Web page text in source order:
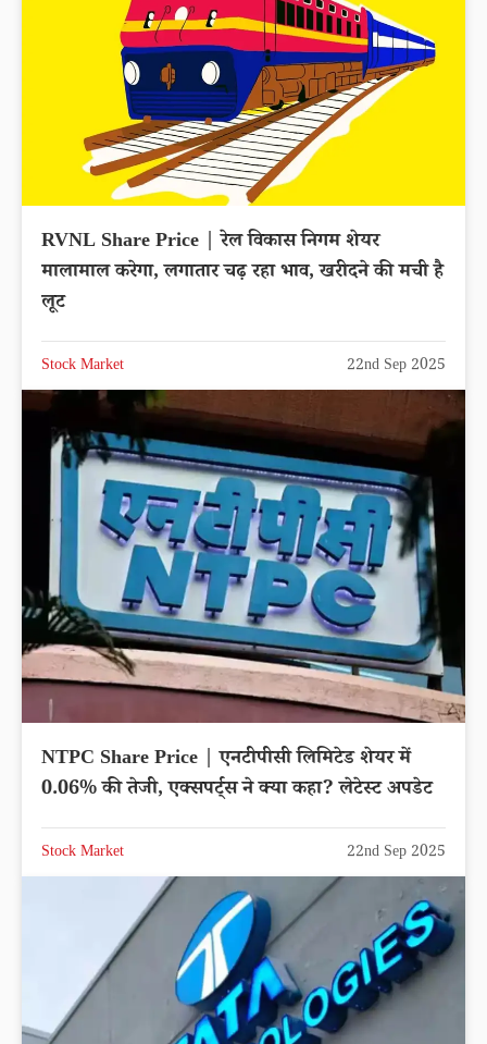
RVNL Share Price | रेल विकास निगम शेयर
मालामाल करेगा, लगातार चढ़ रहा भाव, खरीदने की मची है
लूट
Stock Market 22nd Sep 2025
NTPC Share Price | एनटीपीसी लिमिटेड शेयर में
0.06% की तेजी, एक्सपर्ट्स ने क्या कहा? लेटेस्ट अपडेट
Stock Market 22nd Sep 2025